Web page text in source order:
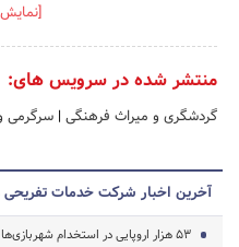
منتشر شده در سرویس های:
گردشگری و میراث فرهنگی | سرگرمی
آخرین اخبار شرکت خدمات
53 هزار اروپایی در استخدام شهربازی‌ها هستند